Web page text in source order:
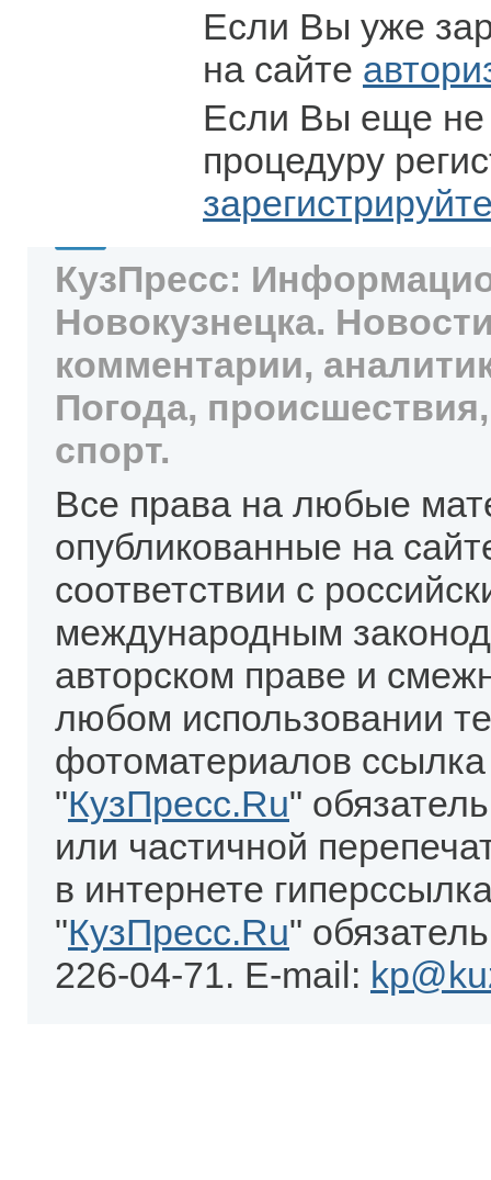
Если Вы уже
на сайте
Если Вы еще не
процедуру
КузПресс:
Новокузнецка.
комментарии,
Погода,
спорт.
Все права на любые
опубликованные на
соответствии с
международным
авторском праве и
любом использовании
фотоматериалов
"КузПресс.Ru"
или частичной
в интернете
"КузПресс.Ru"
226-04-71. E-mail: